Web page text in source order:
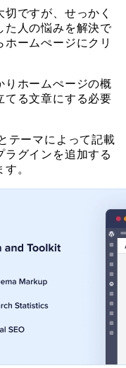
ですが、せっかく
た人の悩みを解決で
ームぺージにクリ
りホームぺージの概
てる文章にする必要
テーマによって記載
グインを追加する
。